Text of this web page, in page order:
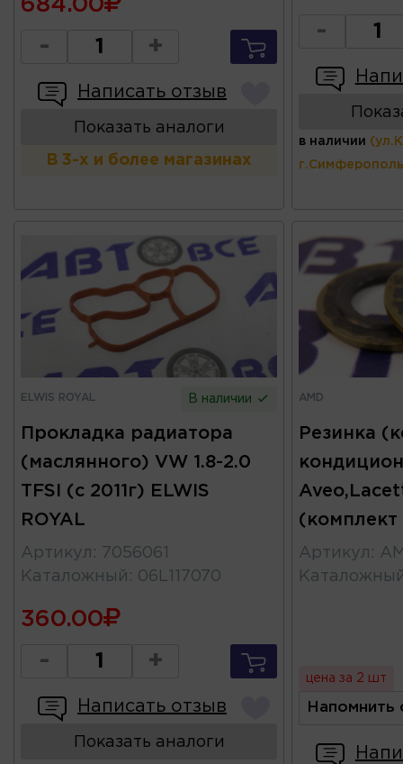
684.00
- +
Написать отзыв
Показать аналоги
В 3-х и более магазинах
-
в наличии
ELWIS ROYAL В наличии
Прокладка радиатора
(маслянного) VW 1.8-2.0
TFSI (с 2011г) ELWIS
ROYAL
Артикул :
7056061
Каталожный : 06L117070
360.00
- +
Написать отзыв
Показать аналоги
AMD
Резинка
Артикул :
цена за 2 шт
Напомнить